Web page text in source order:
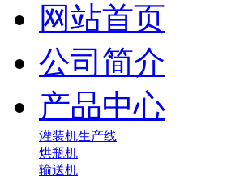
网站首页
公司简介
产品中心
灌装机生产线
烘瓶机
输送机